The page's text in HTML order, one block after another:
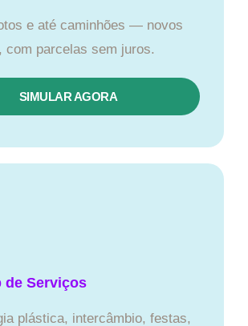
e até caminhões — novos
com parcelas sem juros.
SIMULAR AGORA
de Serviços
plástica, intercâmbio, festas,